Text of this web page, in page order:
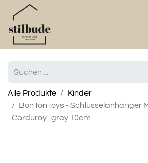
Alle Produkte
Kinder
Bon ton toys - Schlüsselanhänger
Corduroy | grey 10cm